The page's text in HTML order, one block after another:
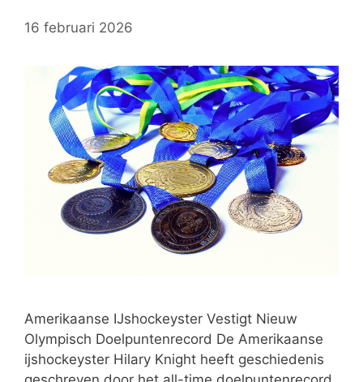
16 februari 2026
Amerikaanse IJshockeyster Vestigt Nieuw
Olympisch Doelpuntenrecord De Amerikaanse
ijshockeyster Hilary Knight heeft geschiedenis